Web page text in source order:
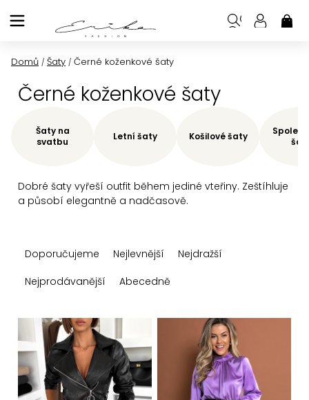
na
Domů / Šaty / Černé koženkové šaty
Černé koženkové šaty
Dobré šaty vyřeší outfit během jediné vteřiny. Zeštíhluje
a působí elegantně a nadčasově.
Šaty na
svatbu
Letní šaty Košilové šaty
a
n
í
p
r
Doporučujeme Nejlevnější
Nejdražší
Nejprodávanější
Abecedně
V
ý
p
i